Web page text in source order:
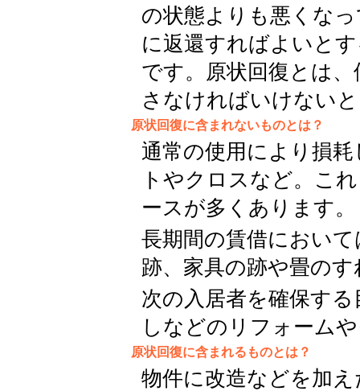
の状態よりも悪くな
に返還すればよいと
です。原状回復とは
さなければいけない
原状回復に含まれないものとは？
通常の使用により損
トやクロスなど。こ
ースが多くあります。
長期間の賃借におい
跡、家具の跡や畳の
次の入居者を確保す
しなどのリフォーム
原状回復に含まれるものとは？
物件に改造などを加